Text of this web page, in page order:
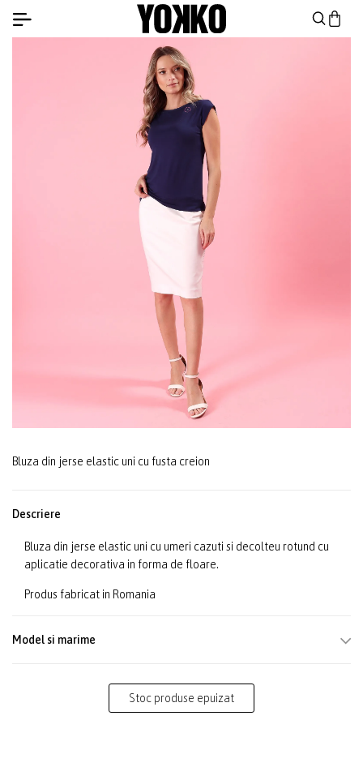
Bluza din jerse elastic uni cu fusta creion
Descriere
Bluza din jerse elastic uni cu umeri cazuti si decolteu rotund cu
aplicatie decorativa in forma de floare.
Produs fabricat in Romania
Model si marime
Stoc produse epuizat